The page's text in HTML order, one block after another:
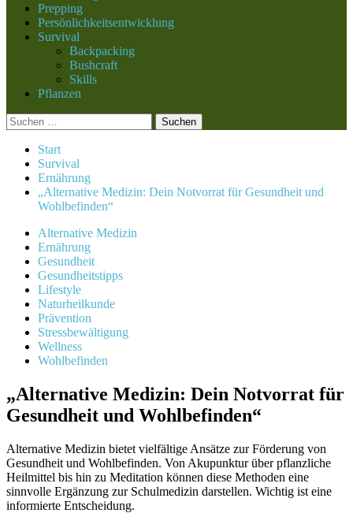
Prepping
Persönlichkeitsentwicklung
Survival
Backpacking
Bushcraft
Skills
Pflanzen
Suchen
nach:
Start
Survival
Ernährung
„Alternative Medizin: Dein Notvorrat für Gesundheit und
Wohlbefinden“
Alternative Medizin
Ernährung
Gesundheit
Gesundheitstipps
Lifestyle
Naturheilkunde
Prävention
Stressbewältigung
Wellness
Wohlbefinden
„Alternative Medizin: Dein Notvorrat für
Gesundheit und Wohlbefinden“
Alternative Medizin bietet vielfältige Ansätze zur Förderung von
Gesundheit und Wohlbefinden. Von Akupunktur über pflanzliche
Heilmittel bis hin zu Meditation können diese Methoden eine
sinnvolle Ergänzung zur Schulmedizin darstellen. Wichtig ist eine
informierte Entscheidung.